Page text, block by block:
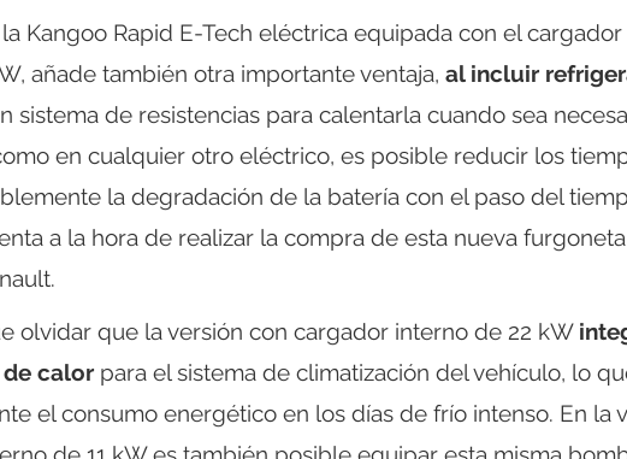
Kangoo Rapid E-Tech eléctrica equipada con el
añade también otra importante ventaja, al incluir
sistema de resistencias para calentarla cuando sea
en cualquier otro eléctrico, es posible reducir los
la degradación de la batería con el paso del
a la hora de realizar la compra de esta nueva
olvidar que la versión con cargador interno de 22 kW
calor para el sistema de climatización del vehículo, lo
el consumo energético en los días de frío intenso. En la